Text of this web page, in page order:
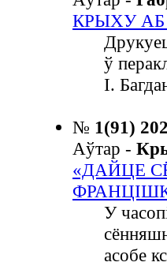
КРЫХУ
ў
І.
№ 1(91)
Аўтар -
«ДАЙЦЕ
У
асобе